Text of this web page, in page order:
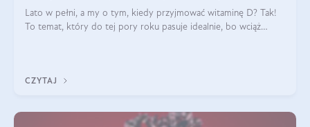
Lato w pełni, a my o tym, kiedy przyjmować witaminę D? Tak!
To temat, który do tej pory roku pasuje idealnie, bo wciąż
CZYTAJ